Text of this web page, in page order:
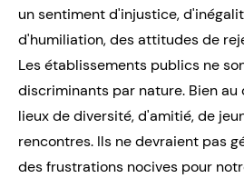
un sentiment d'injustice,
d'humiliation, des attitudes de
Les établissements publics ne
discriminants par nature. Bien
lieux de diversité, d'amitié, de
rencontres. Ils ne devraient pas
des frustrations nocives pour